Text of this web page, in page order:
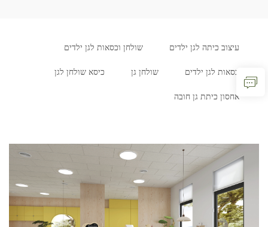
עיצוב כיתה לגן ילדים שולחן וכסאות לגן ילדים
כסאות לגן ילדים שולחן גן כיסא שולחן לגן
אחסון כיתת גן חובה